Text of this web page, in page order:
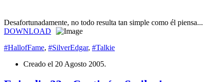
Desafortunadamente, no todo resulta tan simple como él piensa...
DOWNLOAD
#HallofFame, #SilverEdgar, #Talkie
Creado el 20 Agosto 2005.